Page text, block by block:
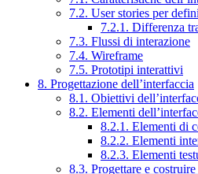
7.2. User stories per
7.2.1. Differenza
7.3. Flussi di interazione
7.4. Wireframe
7.5. Prototipi interattivi
8. Progettazione dell’interfaccia
8.1. Obiettivi
8.2. Elementi
8.2.1. Elementi di
8.2.2. Elementi
8.2.3. Elementi
8.3. Progettare e